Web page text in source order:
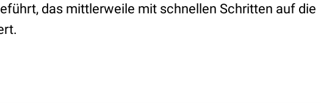
das mittlerweile mit schnellen Schritten auf die